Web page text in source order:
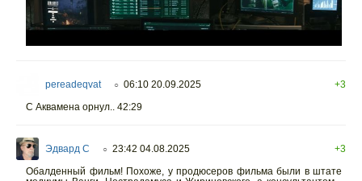
pereadeqvat ○ 06:10 20.09.2025
+3
С Аквамена орнул.. 42:29
Эдвард С ○ 23:42 04.08.2025
+3
Обалденный фильм! Похоже, у продюсеров фильма были в штате